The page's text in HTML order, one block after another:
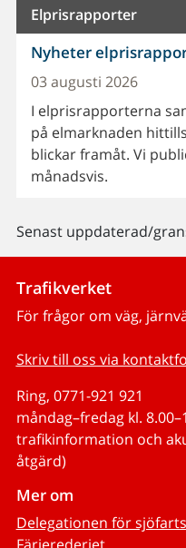
Elprisrapporter
Nyheter
03 augusti 2026
I elprisrapporterna
på elmarknaden
blickar framåt. Vi
månadsvis.
Senast uppdaterad/
Trafikverket
För frågor om väg,
Skriv till oss via
Ring, 0771-921 921
måndag–fredag kl.
trafikinformation och
åtgärd)
Mer om
Delegationen för
Färjerederiet